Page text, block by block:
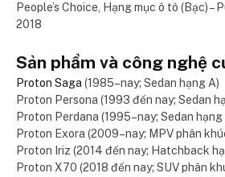
People’s Choice, Hạng mục ô tô (Bạc) –
2018
Sản phẩm và công nghệ
Proton Saga (1985–nay; Sedan hạng A)
Proton Persona (1993 đến nay; Sedan
Proton Perdana (1995–nay; Sedan hạng
Proton Exora (2009–nay; MPV phân
Proton Iriz (2014 đến nay; Hatchback
Proton X70 (2018 đến nay; SUV phân